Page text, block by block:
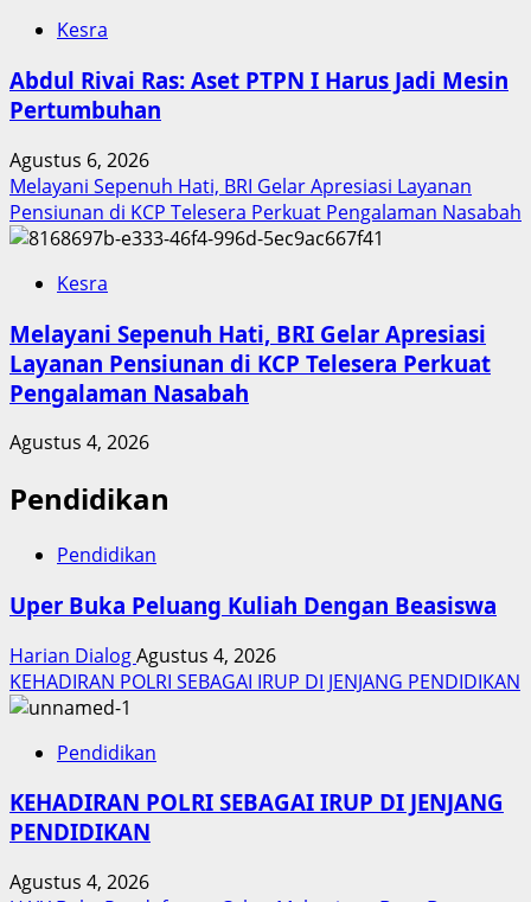
Kesra
Abdul Rivai Ras: Aset PTPN I Harus Jadi Mesin
Pertumbuhan
Agustus 6, 2026
Melayani Sepenuh Hati, BRI Gelar Apresiasi Layanan
Pensiunan di KCP Telesera Perkuat Pengalaman Nasabah
Kesra
Melayani Sepenuh Hati, BRI Gelar Apresiasi
Layanan Pensiunan di KCP Telesera Perkuat
Pengalaman Nasabah
Agustus 4, 2026
Pendidikan
Pendidikan
Uper Buka Peluang Kuliah Dengan Beasiswa
Harian DialogAgustus 4, 2026
KEHADIRAN POLRI SEBAGAI IRUP DI JENJANG PENDIDIKAN
Pendidikan
KEHADIRAN POLRI SEBAGAI IRUP DI JENJANG
PENDIDIKAN
Agustus 4, 2026